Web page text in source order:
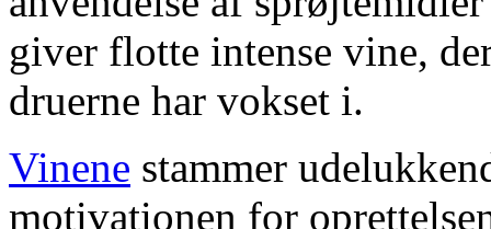
giver flotte intense vine,
druerne har vokset i.
Vinene stammer
motivationen for